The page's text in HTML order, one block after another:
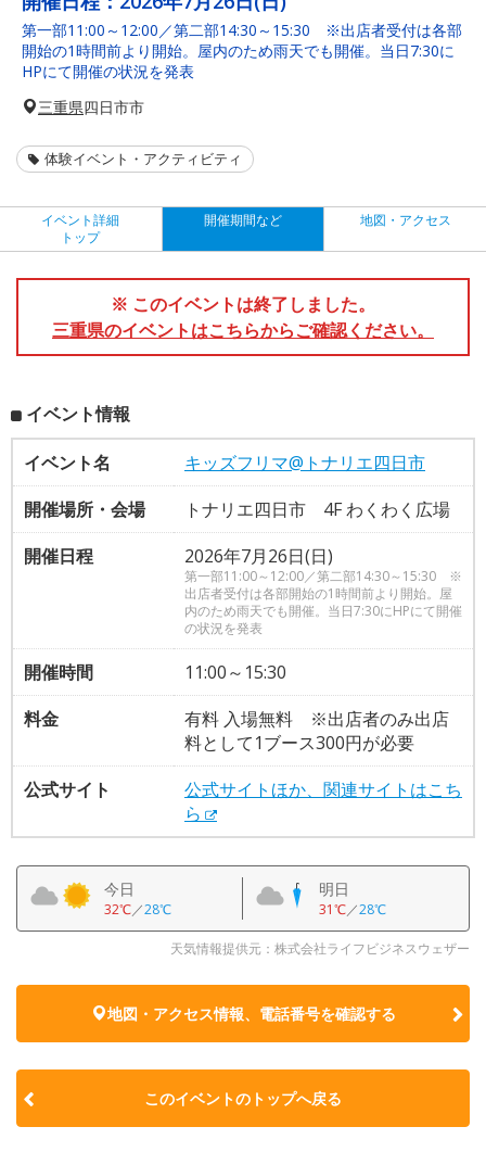
第一部11:00～12:00／第二部14:30～15:30 ※出店者受付は各部
開始の1時間前より開始。屋内のため雨天でも開催。当日7:30に
HPにて開催の状況を発表
三重県四日市市
体験イベント・アクティビティ
イベント詳細
トップ
開催期間など 地図・アクセス
※ このイベントは終了しました。
三重県のイベントはこちらからご確認ください。
イベント情報
イベント名
キッズフリマ@トナリエ四日市
開催場所・会場
トナリエ四日市 4F わくわく広場
開催日程
2026年7月26日(日)
第一部11:00～12:00／第二部14:30～15:30 ※
出店者受付は各部開始の1時間前より開始。屋
内のため雨天でも開催。当日7:30にHPにて開催
の状況を発表
開催時間
11:00～15:30
料金
有料 入場無料 ※出店者のみ出店
料として1ブース300円が必要
公式サイト
公式サイトほか、関連サイトはこち
ら
今日
32℃／28℃
明日
31℃／28℃
天気情報提供元：株式会社ライフビジネスウェザー
地図・アクセス情報、電話番号を確認する
このイベントのトップへ戻る